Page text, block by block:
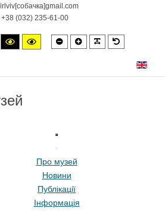
+38 (032) 235-61-00
High
contrast
High
contrast
Smaller
font
Larger
font
Про музей
Новини
Публікації
Інформація